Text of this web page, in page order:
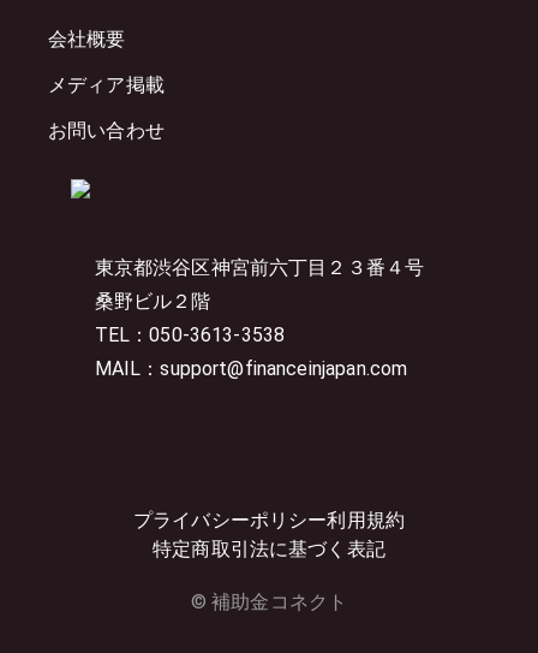
東京都渋谷区神宮前六丁目２３番４号
桑野ビル２階
TEL：050-3613-3538
MAIL：support@financeinjapan.com
プライバシーポリシー利用規約
特定商取引法に基づく表記
© 補助金コネクト
会社概要
メディア掲載
お問い合わせ